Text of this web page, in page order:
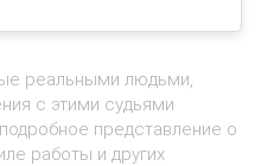
реальными людьми,
с этими судьями
представление о
работы и других